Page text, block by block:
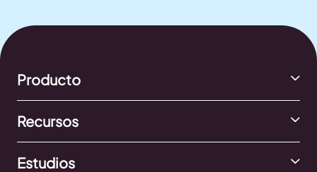
Producto
Recursos
Estudios